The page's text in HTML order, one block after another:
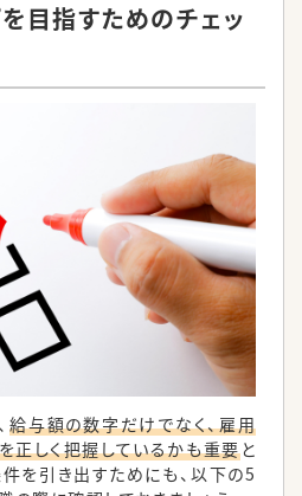
目指すためのチェッ
給与額の数字だけでなく、雇用
正しく把握しているかも重要と
を引き出すためにも、以下の5